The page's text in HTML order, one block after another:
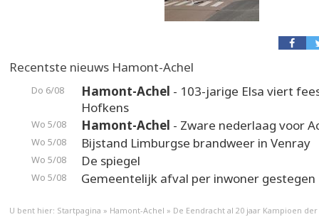
Recentste nieuws Hamont-Achel
Do 6/08 Hamont-Achel - 103-jarige Elsa viert
Hofkens
Wo 5/08 Hamont-Achel - Zware nederlaag voor
Wo 5/08 Bijstand Limburgse brandweer in Venray
Wo 5/08 De spiegel
Wo 5/08 Gemeentelijk afval per inwoner gestegen
U bent hier: Startpagina » Hamont-Achel » De Eendracht al 20 jaar Kampioen